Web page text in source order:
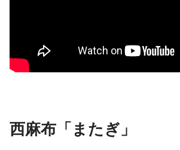
西麻布「またぎ」